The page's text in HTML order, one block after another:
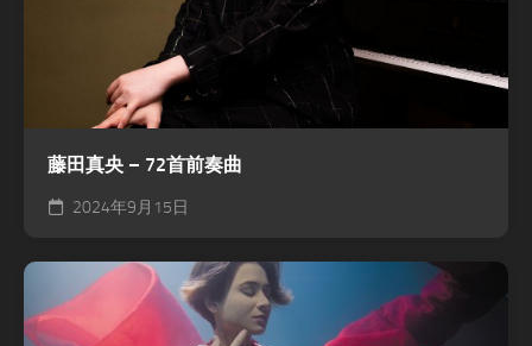
藤田真央 – 72首前奏曲
2024年9月15日